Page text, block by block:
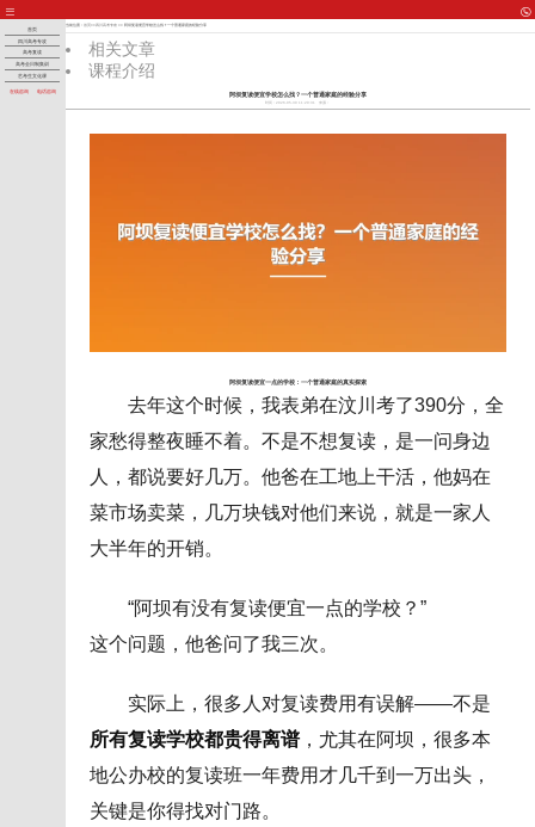
首页
四川高考专攻
高考复读
高考全日制集训
艺考生文化课
在线咨询 电话咨询
当前位置： 首页 >>四川高考专攻>> 阿坝复读便宜学校怎么找？一个普通家庭的经验分享
相关文章
课程介绍
阿坝复读便宜学校怎么找？一个普通家庭的经验分享
时间：2026-05-30 11:20:31 来源：
阿坝复读便宜一点的学校：一个普通家庭的真实探索
去年这个时候，我表弟在汶川考了390分，全
家愁得整夜睡不着。不是不想复读，是一问身边
人，都说要好几万。他爸在工地上干活，他妈在
菜市场卖菜，几万块钱对他们来说，就是一家人
大半年的开销。
“阿坝有没有复读便宜一点的学校？”
这个问题，他爸问了我三次。
实际上，很多人对复读费用有误解——不是
所有复读学校都贵得离谱，尤其在阿坝，很多本
地公办校的复读班一年费用才几千到一万出头，
关键是你得找对门路。